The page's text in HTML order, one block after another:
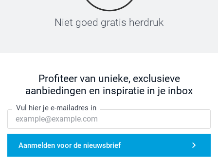
Niet goed gratis herdruk
Profiteer van unieke, exclusieve
aanbiedingen en inspiratie in je inbox
Vul hier je e-mailadres in
Aanmelden voor de nieuwsbrief